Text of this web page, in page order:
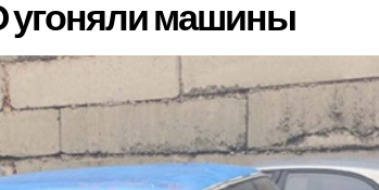
машины